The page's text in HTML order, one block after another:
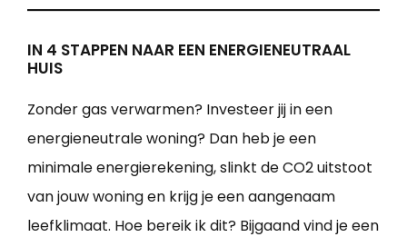
IN 4 STAPPEN NAAR EEN ENERGIENEUTRAAL
HUIS
Zonder gas verwarmen? Investeer jij in een
energieneutrale woning? Dan heb je een
minimale energierekening, slinkt de CO2 uitstoot
van jouw woning en krijg je een aangenaam
leefklimaat. Hoe bereik ik dit? Bijgaand vind je een